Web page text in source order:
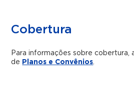
Cobertura
Para informações sobre cobertura,
de Planos e Convênios.